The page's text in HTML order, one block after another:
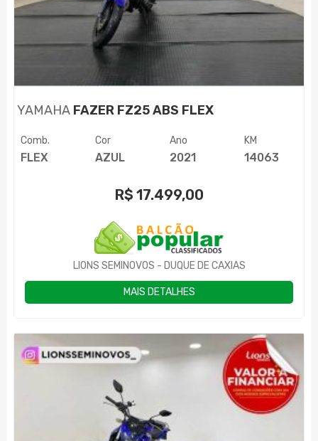
YAMAHA FAZER FZ25 ABS FLEX
Comb.
FLEX
Cor
AZUL
Ano
2021
KM
14063
R$ 17.499,00
LIONS SEMINOVOS - DUQUE DE CAXIAS
MAIS DETALHES